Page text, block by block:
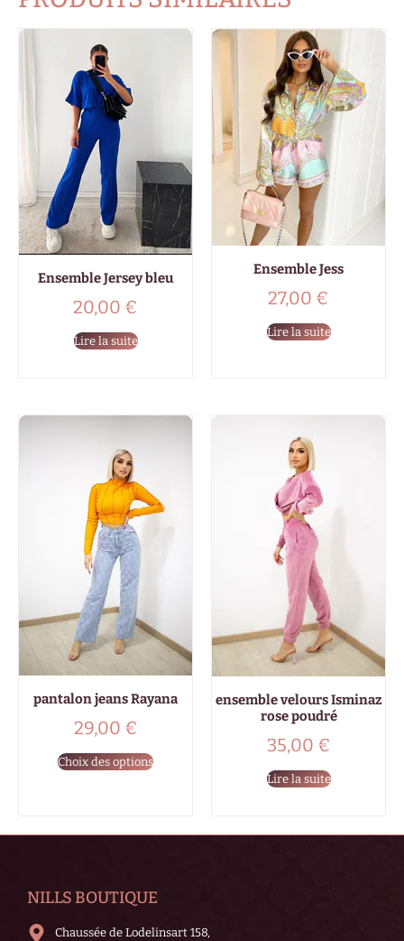
Ensemble Jersey bleu
20,00 €
Lire la suite
Ensemble Jess
27,00 €
Lire la suite
pantalon jeans Rayana
29,00 €
Choix des options
ensemble velours Isminaz
rose poudré
35,00 €
Lire la suite
NILLS BOUTIQUE
Chaussée de Lodelinsart 158,